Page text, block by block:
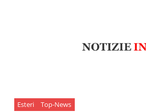
Esteri Top-News